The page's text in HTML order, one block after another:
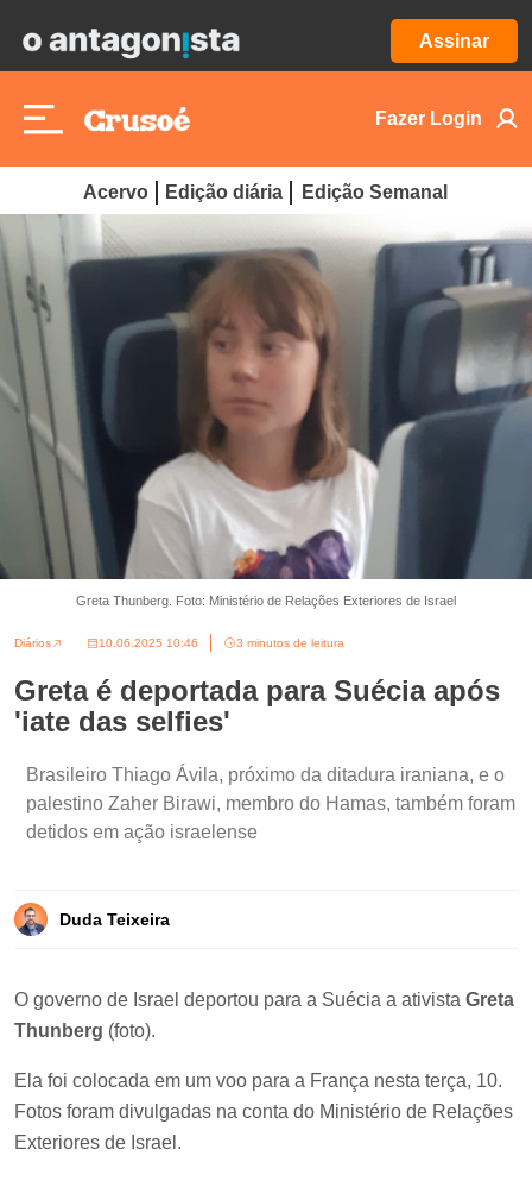
Assinar
Fazer Login
Acervo Edição diária Edição Semanal
Greta Thunberg. Foto: Ministério de Relações Exteriores de Israel
Diários 10.06.2025 10:46 3 minutos de leitura
Greta é deportada para Suécia após
'iate das selfies'
Brasileiro Thiago Ávila, próximo da ditadura iraniana, e o
palestino Zaher Birawi, membro do Hamas, também foram
detidos em ação israelense
Duda Teixeira
O governo de Israel deportou para a Suécia a ativista Greta
Thunberg (foto).
Ela foi colocada em um voo para a França nesta terça, 10.
Fotos foram divulgadas na conta do Ministério de Relações
Exteriores de Israel.